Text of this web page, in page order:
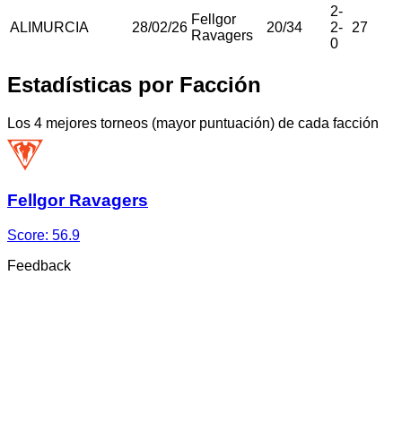
ALIMURCIA 28/02/26
Fellgor
Ravagers
20/34
2-
2-
0
27
Estadísticas por Facción
Los 4 mejores torneos (mayor puntuación) de cada facción
Fellgor Ravagers
Score: 56.9
Feedback